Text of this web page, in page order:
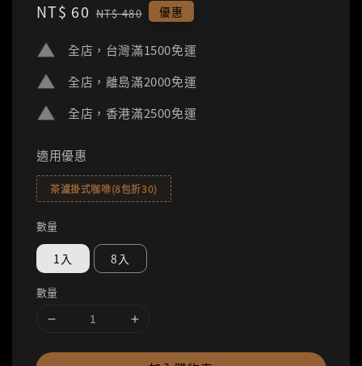
Sale
NT$ 60 Regular
NT$ 480 優惠
全店，台灣滿1500免運
全店，離島滿2000免運
全店，香港滿2500免運
適用優惠
茶濾掛式咖啡(8包折30)
數量
1入 8入
數量